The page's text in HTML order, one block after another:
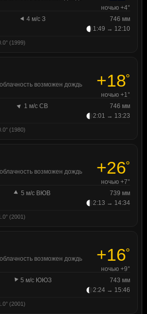
ночью +4°
4 м/с З
746 мм
1:49 → 12:10
(1999)
возможен дождь +18°
ночью +1°
1 м/с СВ
746 мм
2:01 → 13:23
(1980)
возможен дождь +26°
ночью +7°
5 м/с ВЮВ
739 мм
2:13 → 14:34
(2001)
возможен дождь +16°
ночью +9°
5 м/с ЮЮЗ
743 мм
2:24 → 15:46
(2001)